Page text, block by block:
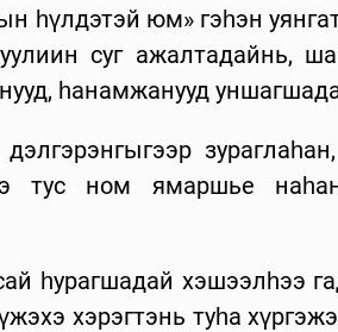
һүлдэтэй юм» гэһэн
суг ажалтадайнь,
һанамжанууд
зураглаһан,
тус ном ямаршье
һурагшадай хэшээлһээ
хэрэгтэнь туһа